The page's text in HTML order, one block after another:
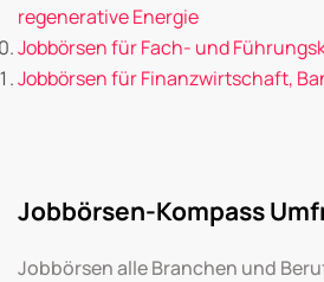
regenerative Energie
Jobbörsen für Fach- und
Jobbörsen für Finanzwirtschaft,
Jobbörsen-Kompass
Jobbörsen alle Branchen und